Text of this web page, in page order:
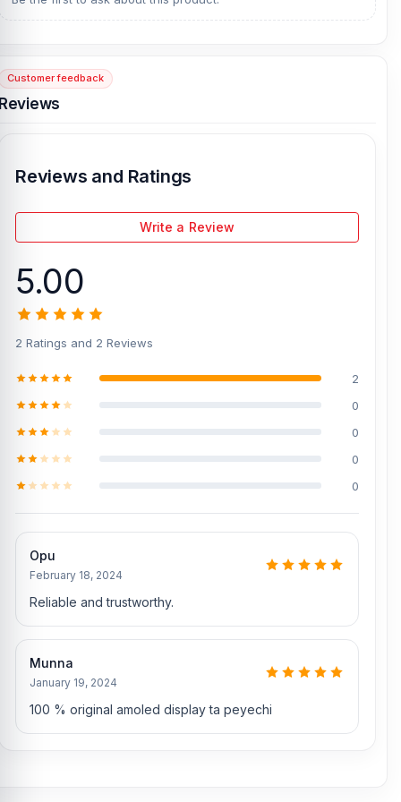
our expert technicians at Nur Telecom. Our shop address is
vc_column][/vc_row]
Customer feedback
Reviews and Ratings
Write a Review
5.00
2 Ratings and 2 Reviews
2
0
0
0
0
Opu
February 18, 2024
Reliable and trustworthy.
Munna
January 19, 2024
100 % original amoled display ta peyechi